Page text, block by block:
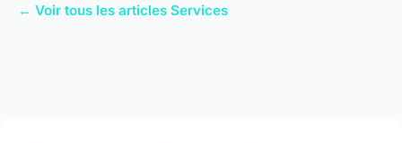
← Voir tous les articles Services